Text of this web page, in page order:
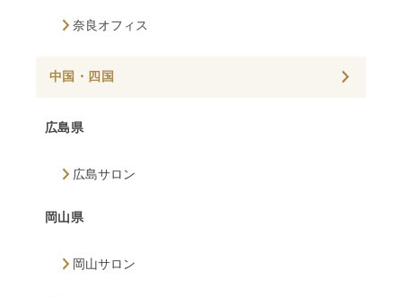
奈良オフィス
中国・四国
広島県
広島サロン
岡山県
岡山サロン